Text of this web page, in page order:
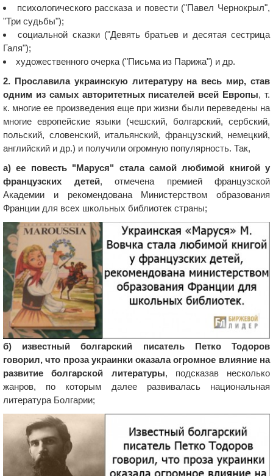
психологического рассказа и повести ("Павел Чернокрыл",
"Три судьбы");
социальной сказки ("Девять братьев и десятая сестрица
Галя");
художественного очерка ("Письма из Парижа") и др.
2. Прославила украинскую литературу на весь мир, став
одним из самых авторитетных писателей всей Европы, т.
к. многие ее произведения еще при жизни были переведены на
многие европейские языки (чешский, болгарский, сербский,
польский, словенский, итальянский, французский, немецкий,
английский и др.) и получили огромную популярность. Так,
а) ее повесть "Маруся" стала самой любимой книгой у
французских детей, отмечена премией французской
Академии и рекомендована Министерством образования
Франции для всех школьных библиотек страны;
б) известный болгарский писатель Петко Тодоров
говорил, что проза украинки оказала огромное влияние на
развитие болгарской литературы, подсказав несколько
жанров, по которым далее развивалась национальная
литература Болгарии;